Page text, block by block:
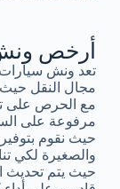
أرخص
تعد ونش
مجال النقل حيث
مع الحرص على
مرفوعة على
حيث نقوم
والصغيرة لكي
حيث يتم تحديث